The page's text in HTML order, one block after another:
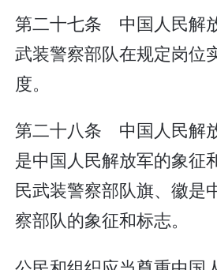
第二十七条 中国人民解
武装警察部队在规定岗位
度。
第二十八条 中国人民解
是中国人民解放军的象征
民武装警察部队旗、徽是
察部队的象征和标志。